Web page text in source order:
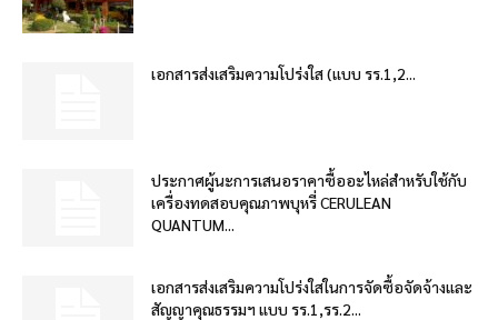
เอกสารส่งเสริมความโปร่งใส (แบบ รร.1,2...
ประกาศผู้นะการเสนอราคาซื้ออะไหล่สำหรับใช้กับ
เครื่องทดสอบคุณภาพบุหรี่ CERULEAN
QUANTUM...
เอกสารส่งเสริมความโปร่งใสในการจัดซื้อจัดจ้างและ
สัญญาคุณธรรมฯ แบบ รร.1,รร.2...